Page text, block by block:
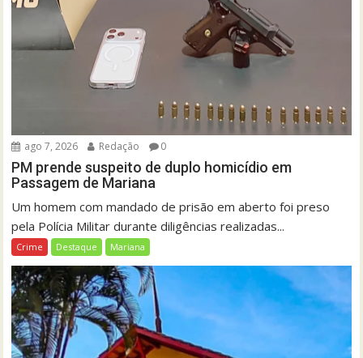
ago 7, 2026 Redação 0
PM prende suspeito de duplo homicídio em
Passagem de Mariana
Um homem com mandado de prisão em aberto foi preso
pela Polícia Militar durante diligências realizadas...
Crime Destaque Mariana